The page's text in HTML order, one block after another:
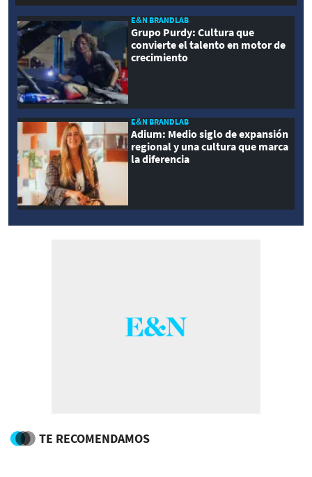
E&N BRANDLAB
Grupo Purdy: Cultura que
convierte el talento en motor de
crecimiento
E&N BRANDLAB
Adium: Medio siglo de expansión
regional y una cultura que marca
la diferencia
TE RECOMENDAMOS